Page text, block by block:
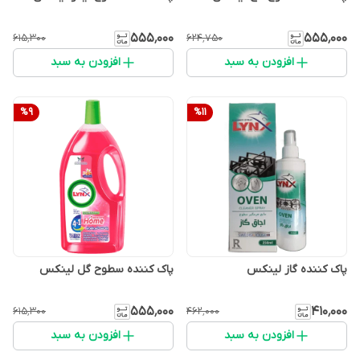
۵۵۵٬۰۰۰ ۶۲۴٬۷۵۰
افزودن به سبد
۵۵۵٬۰۰۰ ۶۱۵٬۳۰۰
افزودن به سبد
%11
پاک کننده گاز لینکس
۴۱۰٬۰۰۰ ۴۶۲٬۰۰۰
افزودن به سبد
%9
پاک کننده سطوح گل لینکس
۵۵۵٬۰۰۰ ۶۱۵٬۳۰۰
افزودن به سبد